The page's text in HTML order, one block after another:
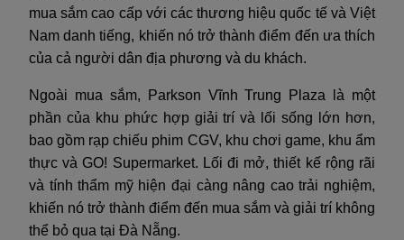
mua sắm cao cấp với các thương hiệu quốc tế và Việt
Nam danh tiếng, khiến nó trở thành điểm đến ưa thích
của cả người dân địa phương và du khách.
Ngoài mua sắm, Parkson Vĩnh Trung Plaza là một
phần của khu phức hợp giải trí và lối sống lớn hơn,
bao gồm rạp chiếu phim CGV, khu chơi game, khu ẩm
thực và GO! Supermarket. Lối đi mở, thiết kế rộng rãi
và tính thẩm mỹ hiện đại càng nâng cao trải nghiệm,
khiến nó trở thành điểm đến mua sắm và giải trí không
thể bỏ qua tại Đà Nẵng.